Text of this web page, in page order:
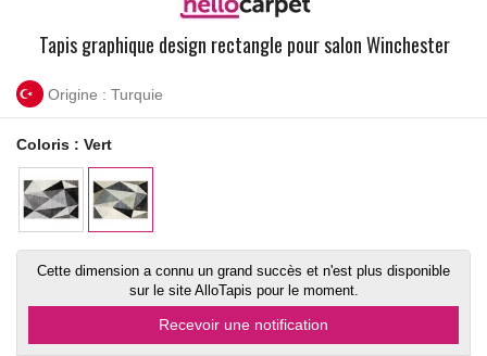
Tapis graphique design rectangle pour salon Winchester
Origine : Turquie
Coloris : Vert
Cette dimension a connu un grand succès et n'est plus disponible
sur le site AlloTapis pour le moment.
Recevoir une notification